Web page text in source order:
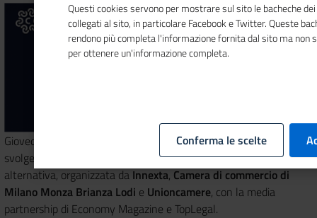
Giovedì 21 novembre a partire dalle 9:30, presso Palazzo Turati, si
svolgerà la 4° Alt-Finance Day, giornata dedicata alla finanza
alternativa, organizzata da Innexta, Camera di commercio di
Milano Monza Brianza Lodi e Unioncamere, con la media
partnership di Economy Magazine e TopLegal.
Questi cookies servono per mostrare sul sito le bacheche
collegati al sito, in particolare Facebook e Twitter. Queste
rendono più completa l'informazione fornita dal sito ma non
per ottenere un'informazione completa.
Conferma le scelte